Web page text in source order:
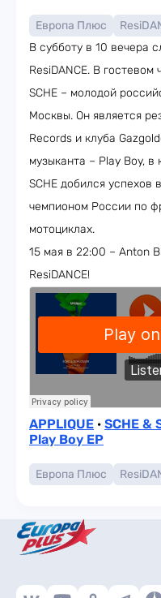
Европа Плюс
В субботу в 10 вечера
ResiDANCE. В
SCHE – молодой
Москвы. Он является
Records и клуба
музыканта – Play Boy,
SCHE добился успехов
чемпионом России по
мотоциклах.
15 мая в 22:00 – Anton
ResiDANCE!
APPLIQUE · SCHE &
Play Boy EP
Европа Плюс